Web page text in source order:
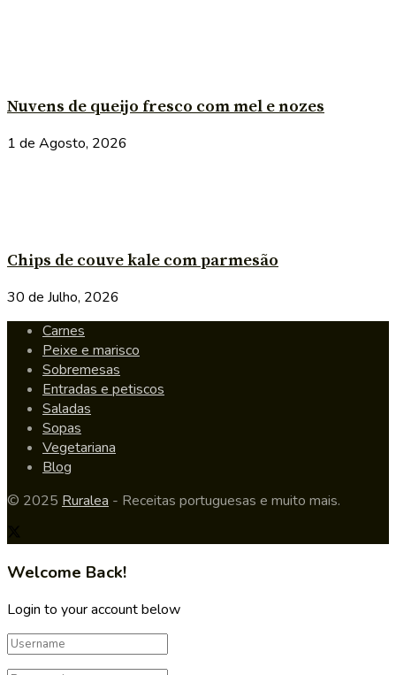
Nuvens de queijo fresco com mel e nozes
1 de Agosto, 2026
Chips de couve kale com parmesão
30 de Julho, 2026
Carnes
Peixe e marisco
Sobremesas
Entradas e petiscos
Saladas
Sopas
Vegetariana
Blog
© 2025 Ruralea - Receitas portuguesas e muito mais.
Welcome Back!
Login to your account below